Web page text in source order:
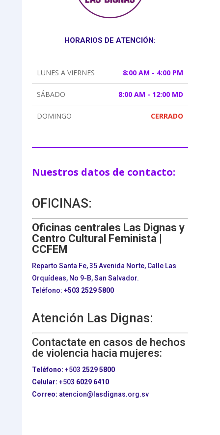
HORARIOS DE ATENCIÓN:
LUNES A VIERNES 8:00 AM - 4:00 PM
SÁBADO 8:00 AM - 12:00 MD
DOMINGO CERRADO
Nuestros datos de contacto:
OFICINAS:
Oficinas centrales Las Dignas y
Centro Cultural Feminista |
CCFEM
Reparto Santa Fe, 35 Avenida Norte, Calle Las
Orquídeas, No 9-B, San Salvador.
Teléfono: +503 2529 5800
Atención Las Dignas:
Contactate en casos de hechos
de violencia hacia mujeres:
Teléfono: +503 2529 5800
Celular: +503 6029 6410
Correo: atencion@lasdignas.org.sv